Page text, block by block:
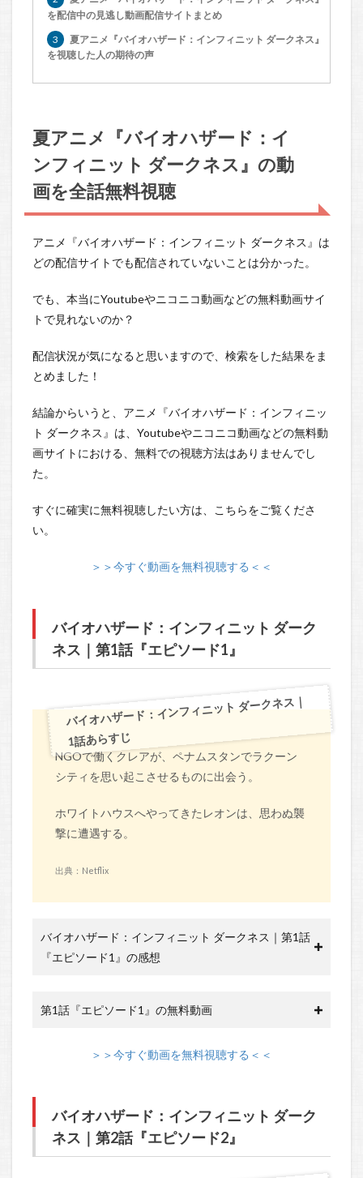
を配信中の見逃し動画配信サイトまとめ
3
夏アニメ『バイオハザード：インフィニット ダークネス』
を視聴した人の期待の声
夏アニメ『バイオハザード：イ
ンフィニット ダークネス』の動
画を全話無料視聴
アニメ『バイオハザード：インフィニット ダークネス』は
どの配信サイトでも配信されていないことは分かった。
でも、本当にYoutubeやニコニコ動画などの無料動画サイ
トで見れないのか？
配信状況が気になると思いますので、検索をした結果をま
とめました！
結論からいうと、アニメ『バイオハザード：インフィニッ
ト ダークネス』は、Youtubeやニコニコ動画などの無料動
画サイトにおける、無料での視聴方法はありませんでし
た。
すぐに確実に無料視聴したい方は、こちらをご覧くださ
い。
＞＞今すぐ動画を無料視聴する＜＜
バイオハザード：インフィニット ダーク
ネス｜第1話『エピソード1』
バイオハザード：インフィニット ダークネス｜
1話あらすじ
NGOで働くクレアが、ペナムスタンでラクーン
シティを思い起こさせるものに出会う。
ホワイトハウスへやってきたレオンは、思わぬ襲
撃に遭遇する。
出典：Netflix
バイオハザード：インフィニット ダークネス｜第1話
『エピソード1』の感想
第1話『エピソード1』の無料動画
＞＞今すぐ動画を無料視聴する＜＜
バイオハザード：インフィニット ダーク
ネス｜第2話『エピソード2』